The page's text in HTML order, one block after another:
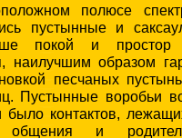
полюсе
пустынные и
покой и простор
наилучшим образом
песчаных
Пустынные воробьи
было контактов,
общения и